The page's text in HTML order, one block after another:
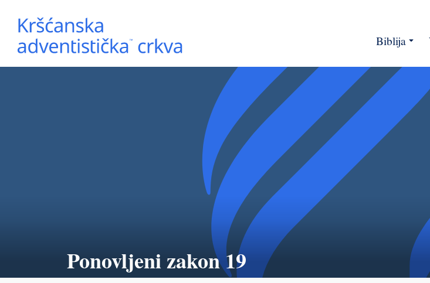
Biblija
Ponovljeni zakon 19